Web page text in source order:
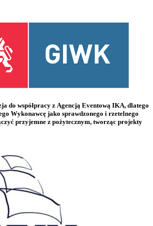
do współpracy z Agencją Eventową IKA, dlatego
Wykonawcę jako sprawdzonego i rzetelnego
przyjemne z pożytecznym, tworząc projekty